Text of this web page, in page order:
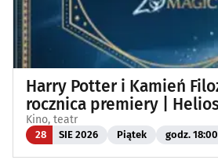
Harry Potter i Kamień
rocznica premiery |
Kino, teatr
28 SIE 2026 Piątek godz. 18:00